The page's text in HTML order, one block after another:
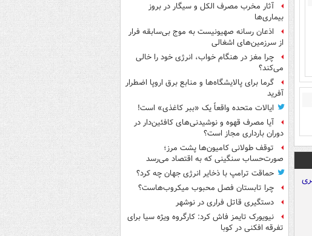
آثار مخرب مصرف الکل و سیگار در بروز
بیماری‌ها
اذعان رسانه صهیونیست به موج بی‌سابقه فرار
از سرزمین‌های اشغالی
چرا مغز در هنگام خواب، انرژی خود را خالی
می‌کند؟
گرما برای پالایشگاه‌ها و منابع برق اروپا اضطرار
آفرید
ایالات متحده واقعاً یک «ببر کاغذی» است!
آیا مصرف قهوه و نوشیدنی‌های کافئین‌دار در
دوران بارداری مجاز است؟
توقف طولانی کامیون‌ها پشت مرز؛
صورت‌حساب سنگینی که به اقتصاد می‌رسد
حماقت ترامپ با ذخایر انرژی جهان چه کرد؟
چرا تابستان فصل محبوب میکروب‌هاست؟
دستگیری قاتل فراری در نوشهر
نیویورک تایمز فاش کرد: کارگروه ویژه سیا برای
تفرقه افکنی در کوبا